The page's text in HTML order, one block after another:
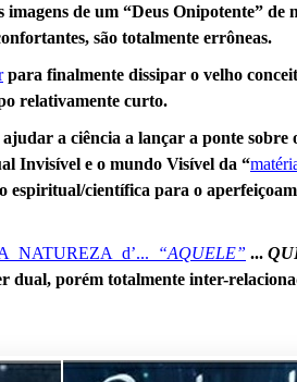
de um “Deus Onipotente”
são totalmente errôneas.
para finalmente dissipar o velho
relativamente curto.
a ciência a lançar a ponte sobre
Invisível e o mundo Visível da “
espiritual/científica para o
“AQUELE” ...
dual, porém totalmente inter-